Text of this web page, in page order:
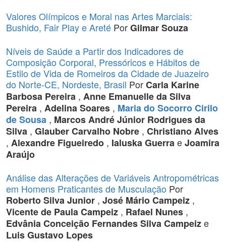
Valores Olímpicos e Moral nas Artes Marciais:
Bushido, Fair Play e Areté PorGilmar Souza
Níveis de Saúde a Partir dos Indicadores de
Composição Corporal, Pressóricos e Hábitos de
Estilo de Vida de Romeiros da Cidade de Juazeiro
do Norte-CE, Nordeste, Brasil PorCarla Karine
Barbosa Pereira , Anne Emanuelle da Silva
Pereira , Adelina Soares , Maria do Socorro Cirilo
de Sousa , Marcos André Júnior Rodrigues da
Silva , Glauber Carvalho Nobre , Christiano Alves
, Alexandre Figueiredo , Ialuska GuerraeJoamira
Araújo
Análise das Alterações de Variáveis Antropométricas
em Homens Praticantes de Musculação Por
Roberto Silva Junior , José Mário Campeiz ,
Vicente de Paula Campeiz , Rafael Nunes ,
Edvânia Conceição Fernandes Silva Campeize
Luis Gustavo Lopes